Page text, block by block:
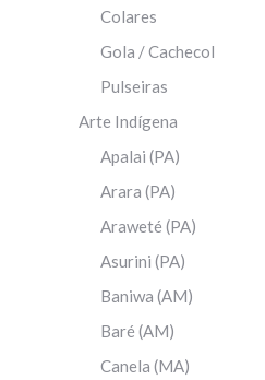
Colares
Gola / Cachecol
Pulseiras
Arte Indígena
Apalai (PA)
Arara (PA)
Araweté (PA)
Asurini (PA)
Baniwa (AM)
Baré (AM)
Canela (MA)